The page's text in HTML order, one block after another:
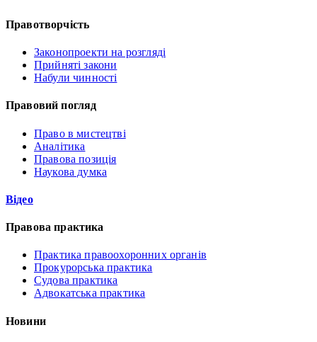
Правотворчість
Законопроекти на розгляді
Прийняті закони
Набули чинності
Правовий погляд
Право в мистецтві
Аналітика
Правова позиція
Наукова думка
Відео
Правова практика
Практика правоохоронних органів
Прокурорська практика
Судова практика
Адвокатська практика
Новини